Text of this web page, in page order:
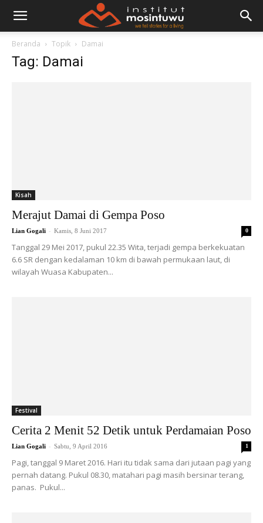
Beranda Topik Damai
Tag: Damai
Kisah
Merajut Damai di Gempa Poso
Lian Gogali - Kamis, 8 Juni 2017 0
Tanggal 29 Mei 2017, pukul 22.35 Wita, terjadi gempa berkekuatan
6.6 SR dengan kedalaman 10 km di bawah permukaan laut, di
wilayah Wuasa Kabupaten...
Festival
Cerita 2 Menit 52 Detik untuk Perdamaian Poso
Lian Gogali - Sabtu, 9 April 2016 1
Pagi, tanggal 9 Maret 2016. Hari itu tidak sama dari jutaan pagi yang
pernah datang. Pukul 08.30, matahari pagi masih bersinar terang,
panas. Pukul...